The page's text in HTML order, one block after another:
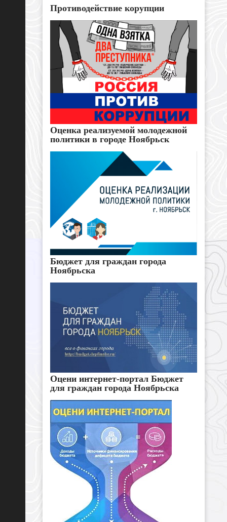
Противодействие корупции
Оценка реализуемой молодежной
политики в городе Ноябрьск
Бюджет для граждан города
Ноябрьска
Оцени интернет-портал Бюджет
для граждан города Ноябрьска